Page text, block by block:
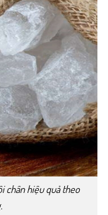
chân hiệu quả theo